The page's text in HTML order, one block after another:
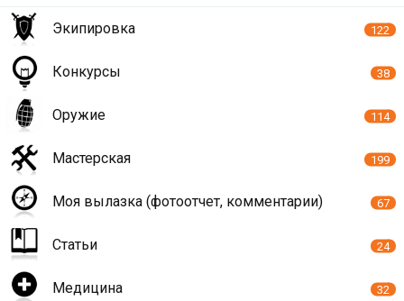
Экипировка 122
Конкурсы 38
Оружие 114
Мастерская 199
Моя вылазка (фотоотчет, комментарии) 67
Статьи 24
Медицина 32